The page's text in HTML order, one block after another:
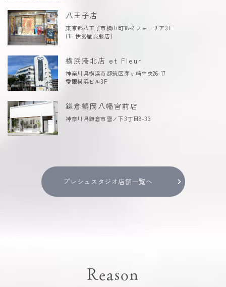
八王子店
東京都八王子市横山町18-2 フォーリア3F
(1F 伊勢屋呉服店)
横浜港北店 et Fleur
神奈川県横浜市都筑区茅ヶ崎中央26-17
愛眼横浜ビル3F
鎌倉鶴岡八幡宮前店
神奈川県鎌倉市雪ノ下3丁目8-33
プレシュスタジオ店舗一覧へ
Reason